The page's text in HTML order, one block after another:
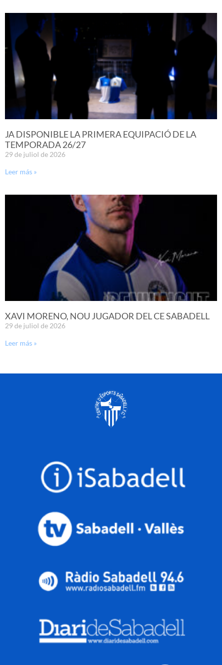
JA DISPONIBLE LA PRIMERA EQUIPACIÓ DE LA
TEMPORADA 26/27
29 de juliol de 2026
Leer más »
XAVI MORENO, NOU JUGADOR DEL CE SABADELL
29 de juliol de 2026
Leer más »